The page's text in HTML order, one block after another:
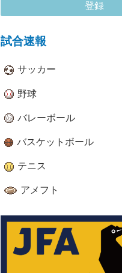
登録
試合速報
サッカー
野球
バレーボール
バスケットボール
テニス
アメフト